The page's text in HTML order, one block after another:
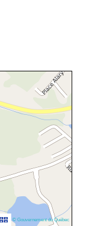
© Gouvernement du Québec